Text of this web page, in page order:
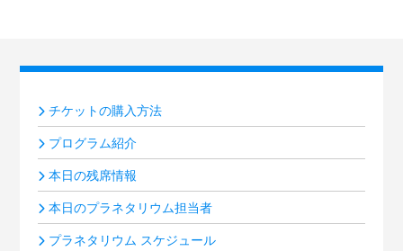
チケットの購入方法
プログラム紹介
本日の残席情報
本日のプラネタリウム担当者
プラネタリウム スケジュール